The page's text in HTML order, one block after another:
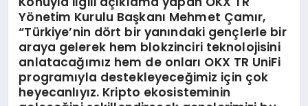
Yönetim Kurulu Başkanı Mehmet Çamır,
“Türkiye’nin dört bir yanındaki gençlerle bir
araya gelerek hem blokzinciri teknolojisini
anlatacağımız hem de onları OKX TR UniFi
programıyla destekleyeceğimiz için çok
heyecanlıyız. Kripto ekosisteminin